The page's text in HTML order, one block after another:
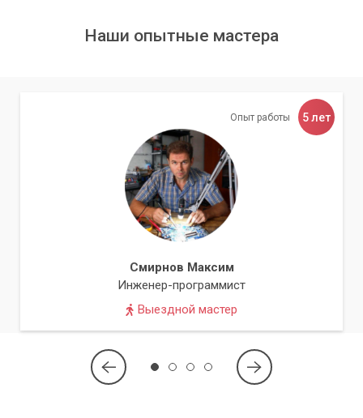
Наши опытные мастера
Опыт работы 5 лет
Смирнов Максим
Инженер-программист
Выездной мастер